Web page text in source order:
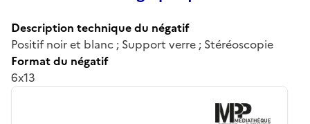
Description technique du négatif
Positif noir et blanc ; Support verre ; Stéréoscopie
Format du négatif
6x13